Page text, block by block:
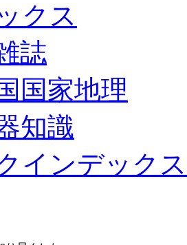
クス
誌
国家地理
知識
インデックス